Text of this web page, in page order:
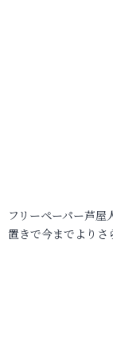
フリーペーパー芦
置きで今までより